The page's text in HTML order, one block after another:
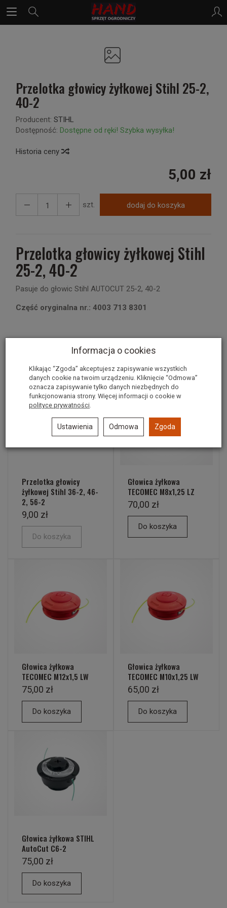
Przelotka głowicy żyłkowej Stihl 25-2,
40-2
Producent: STIHL
Dostępność: Dostępne od ręki! Szybka wysyłka!
Historia ceny
5,00 zł
szt. dodaj do koszyka
Przelotka głowicy żyłkowej Stihl
25-2, 40-2
Pasuje do głowic Stihl AUTOCUT 25-2, 40-2
Część oryginalna nr.: 4003 713 8301
Polecane produkty
Przelotka głowicy
żyłkowej Stihl 36-2, 46-
2, 56-2
9,00 zł
Do koszyka
Głowica żyłkowa
TECOMEC M8x1,25 LZ
70,00 zł
Do koszyka
Głowica żyłkowa
TECOMEC M12x1,5 LW
75,00 zł
Do koszyka
Głowica żyłkowa
TECOMEC M10x1,25 LW
65,00 zł
Do koszyka
Głowica żyłkowa STIHL
AutoCut C6-2
75,00 zł
Do koszyka
Informacja o cookies
Klikając “Zgoda” akceptujesz zapisywanie wszystkich
danych cookie na twoim urządzeniu. Kliknięcie “Odmowa”
oznacza zapisywanie tylko danych niezbędnych do
funkcjonowania strony. Więcej informacji o cookie w
polityce prywatności
Ustawienia Odmowa Zgoda